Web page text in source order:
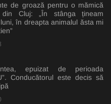
de groază pentru o mămică
Cluj: „În stânga țineam
în dreapta animalul ăsta mi
epuizat de perioada
Conducătorul este decis să